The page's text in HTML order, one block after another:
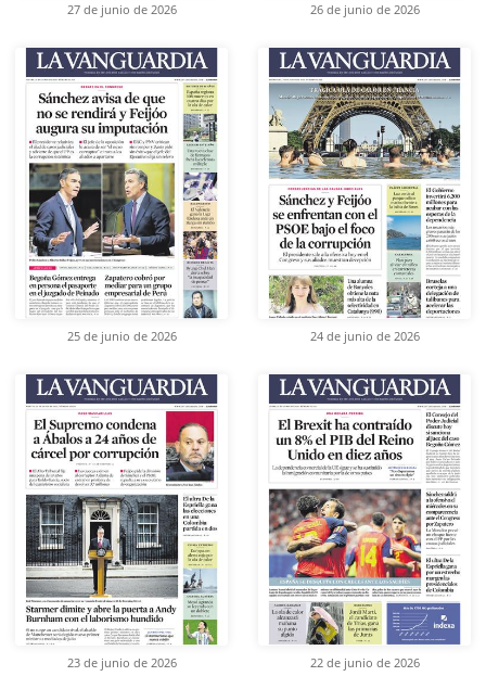
27 de junio de 2026 26 de junio de 2026
25 de junio de 2026 24 de junio de 2026
23 de junio de 2026 22 de junio de 2026